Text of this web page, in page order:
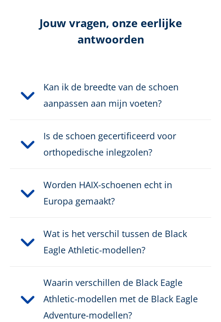
Hoogte in cm: 15,0 cm
Halfhoog
Veiligheidsklasse: O2, O6
Waterdicht:
Waterdicht dankzij GORE-
Gewicht per schoen:
Jouw vragen, onze eerlijke
antwoorden
Kan ik de breedte van de schoen
aanpassen aan mijn voeten?
Is de schoen gecertificeerd voor
orthopedische inlegzolen?
Worden HAIX-schoenen echt in
Europa gemaakt?
Wat is het verschil tussen de Black
Eagle Athletic-modellen?
Waarin verschillen de Black Eagle
Athletic-modellen met de Black Eagle
Adventure-modellen?